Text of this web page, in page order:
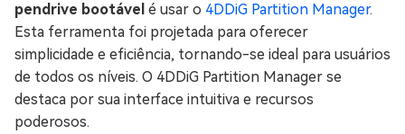
pendrive bootável é usar o 4DDiG Partition Manager.
Esta ferramenta foi projetada para oferecer
simplicidade e eficiência, tornando-se ideal para usuários
de todos os níveis. O 4DDiG Partition Manager se
destaca por sua interface intuitiva e recursos
poderosos.